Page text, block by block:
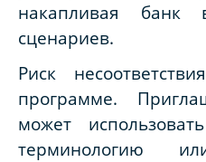
накапливая банк
сценариев.
Риск
программе.
может
терминологию